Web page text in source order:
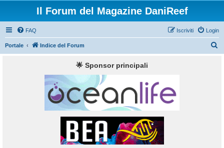
Il Forum del Magazine DaniReef
FAQ Login
Iscriviti
Portale Indice del Forum
🌟 Sponsor principali